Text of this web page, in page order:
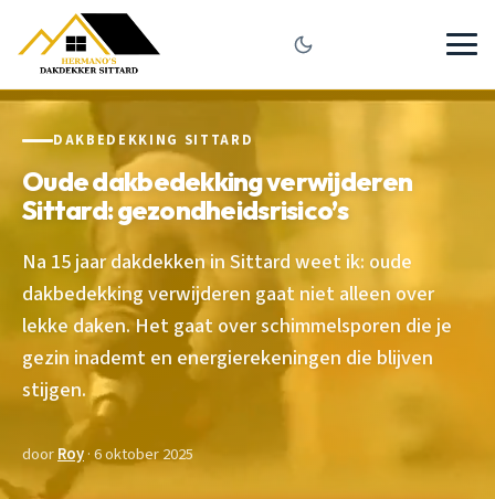
DAKBEDEKKING SITTARD
Oude dakbedekking verwijderen
Sittard: gezondheidsrisico’s
Na 15 jaar dakdekken in Sittard weet ik: oude
dakbedekking verwijderen gaat niet alleen over
lekke daken. Het gaat over schimmelsporen die je
gezin inademt en energierekeningen die blijven
stijgen.
doorRoy· 6 oktober 2025